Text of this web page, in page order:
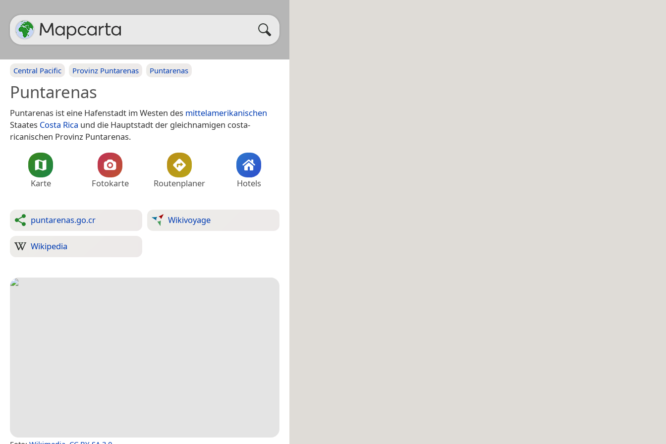
Central Pacific Provinz Puntarenas Puntarenas
Puntarenas
Puntarenas ist eine Hafenstadt im Westen des mittelamerikanischen
Staates Costa Rica und die Hauptstadt der gleichnamigen costa-
ricanischen Provinz Puntarenas.
Karte Fotokarte Routenplaner Hotels
puntarenas.go.cr Wikivoyage
Wikipedia